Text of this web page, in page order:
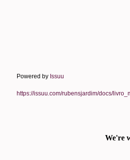
Powered by Issuu
https://issuu.com/rubensjardim/docs/